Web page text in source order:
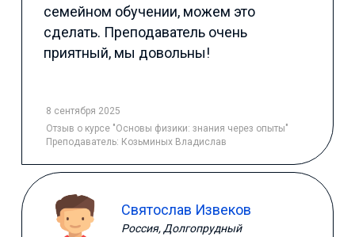
семейном обучении, можем это
сделать. Преподаватель очень
приятный, мы довольны!
8 сентября 2025
Отзыв о курсе "Основы физики: знания через опыты"
Преподаватель: Козьминых Владислав
Святослав Извеков
Россия, Долгопрудный